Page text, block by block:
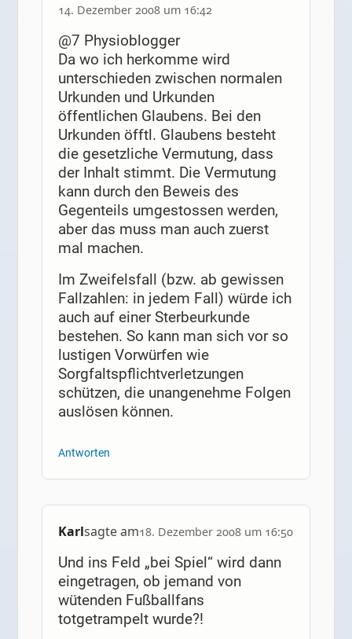
14. Dezember 2008 um 16:42
@7 Physioblogger
Da wo ich herkomme wird
unterschieden zwischen normalen
Urkunden und Urkunden
öffentlichen Glaubens. Bei den
Urkunden öfftl. Glaubens besteht
die gesetzliche Vermutung, dass
der Inhalt stimmt. Die Vermutung
kann durch den Beweis des
Gegenteils umgestossen werden,
aber das muss man auch zuerst
mal machen.
Im Zweifelsfall (bzw. ab gewissen
Fallzahlen: in jedem Fall) würde ich
auch auf einer Sterbeurkunde
bestehen. So kann man sich vor so
lustigen Vorwürfen wie
Sorgfaltspflichtverletzungen
schützen, die unangenehme Folgen
auslösen können.
Antworten
Karlsagte am18. Dezember 2008 um 16:50
Und ins Feld „bei Spiel“ wird dann
eingetragen, ob jemand von
wütenden Fußballfans
totgetrampelt wurde?!